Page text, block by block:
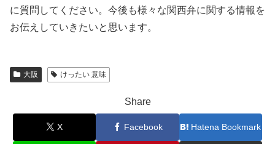
に質問してください。今後も様々な関西弁に関する情報を
お伝えしていきたいと思います。
大阪 けったい 意味
Share
X Facebook Hatena Bookmark